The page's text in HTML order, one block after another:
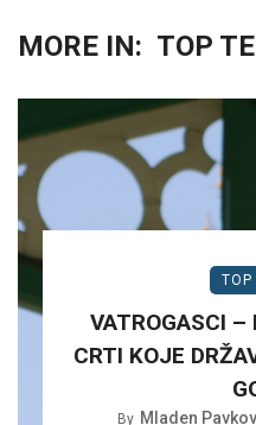
MORE IN: TOP
TOP
VATROGASCI –
CRTI KOJE
By Mladen